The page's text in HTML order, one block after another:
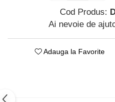
Cod Produs:
Ai nevoie de
Adauga la Favorite